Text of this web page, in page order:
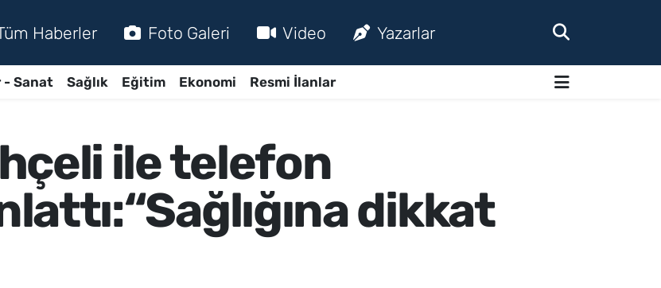
Haberler Foto Galeri Video Yazarlar
- Sanat Sağlık Eğitim Ekonomi Resmi İlanlar
ile telefon
dikkat